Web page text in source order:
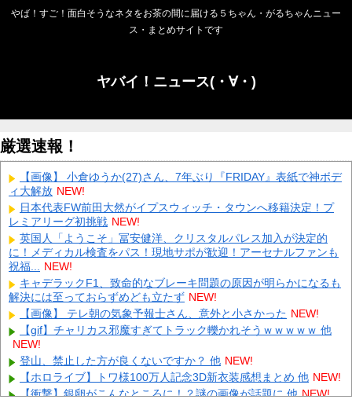
やば！すご！面白そうなネタをお茶の間に届ける５ちゃん・がるちゃんニュー
ス・まとめサイトです
ヤバイ！ニュース(・∀・)
厳選速報！
【画像】 小倉ゆうか(27)さん、7年ぶり『FRIDAY』表紙で神ボデ
ィ大解放 NEW!
日本代表FW前田大然がイプスウィッチ・タウンへ移籍決定！プ
レミアリーグ初挑戦 NEW!
英国人「ようこそ」冨安健洋、クリスタルパレス加入が決定的
に！メディカル検査をパス！現地サポが歓迎！アーセナルファンも
祝福... NEW!
キャデラックF1、致命的なブレーキ問題の原因が明らかになるも
解決には至っておらずめども立たず NEW!
【画像】 テレ朝の気象予報士さん、意外と小さかった NEW!
【gif】チャリカス邪魔すぎてトラック轢かれそうｗｗｗｗｗ 他
NEW!
登山、禁止した方が良くないですか？ 他 NEW!
【ホロライブ】トワ様100万人記念3D新衣装感想まとめ 他 NEW!
【衝撃】銀卵がこんなところに！？謎の画像が話題に 他 NEW!